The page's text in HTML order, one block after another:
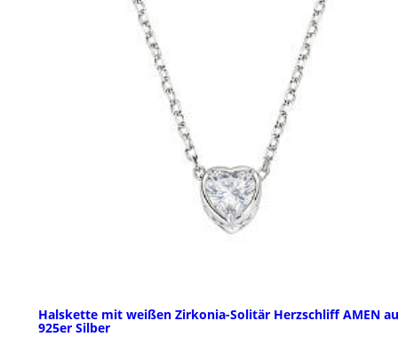
Halskette mit weißen Zirkonia-Solitär Herzschliff AMEN
925er Silber